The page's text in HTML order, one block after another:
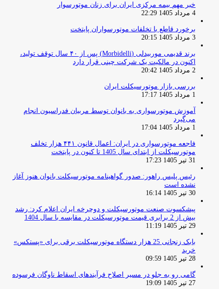
خبر مهم بیمه مرکزی ایران برای زنان موتورسوار
4 مرداد 1405 22:29
برخورد قاطع با تخلفات موتورسواران پایتخت
3 مرداد 1405 20:15
برند قدیمی موربیدلی (Morbidelli) پس از ۴۰ سال توقف تولید،
اکنون در مالکیت یک شرکت چینی قرار دارد
2 مرداد 1405 20:42
بررسی بازار موتورسیکلت ایران
1 مرداد 1405 17:17
آموزش موتورسواری به بانوان توسط مربیان فدراسیون انجام
می‌گیرد
1 مرداد 1405 17:04
فاجعه موتورسواری در ایران: اعمال قانون ۴۴۱ هزار تخلف
موتورسیکلت از ابتدای سال 1405 تا کنون در پایتخت
31 تیر 1405 17:23
رئیس پلیس راهور: صدور گواهینامه موتورسیکلت بانوان هنوز آغاز
نشده است
30 تیر 1405 16:14
پیشکسوت صنعت موتورسیکلت و دوچرخه ایران اعلام کرد: رشد
بیش از 2 برابری قیمت موتورسیکلت در مقایسه با سال 1404
29 تیر 1405 11:19
بابک زنجانی 25 هزار دستگاه موتورسیکلت برقی برای «پستکس»
خرید
28 تیر 1405 09:59
گامی رو به جلو در مسیر اصلاح فرآیندهای اسقاط ناوگان فرسوده
27 تیر 1405 19:09